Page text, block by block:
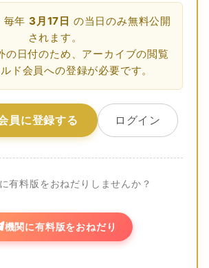
毎年 3月17日 の当日のみ無料公開
されます。
の日付のため、アーカイブの閲覧
ド会員への登録が必要です。
員に登録する ログイン
有料版をおねだりしませんか？
機関に有料版をおねだり